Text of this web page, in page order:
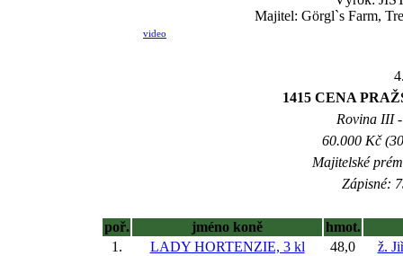
Majitel: Görgl`s Farm,
video
1415 CENA
Rovina III
60.000 Kč
Majitelské
Zápisné:
poř. jméno koně
hmot.
1.
LADY HORTENZIE, 3 kl 48,0
ž.